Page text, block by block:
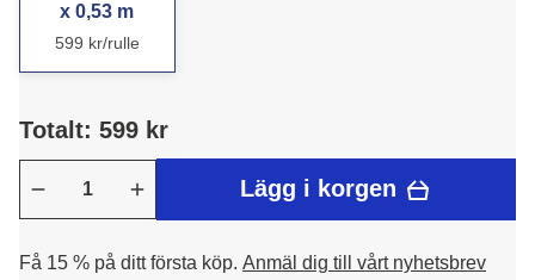
x 0,53 m
599 kr/rulle
Totalt: 599 kr
Lägg i korgen
Få 15 % på ditt första köp. Anmäl dig till vårt nyhetsbrev